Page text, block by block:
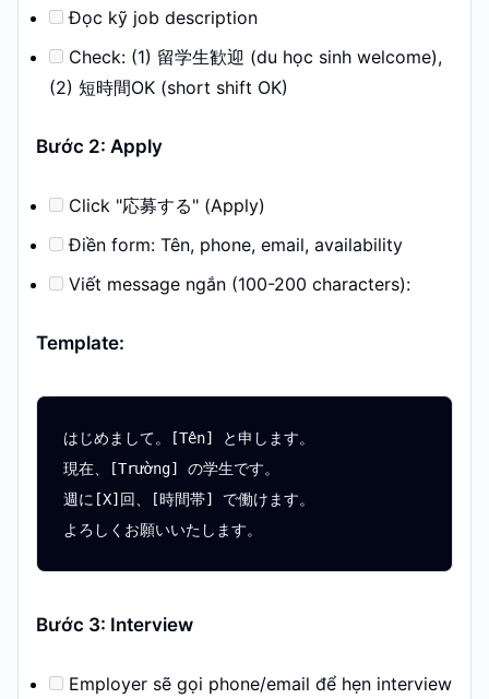
Đọc kỹ job description
Check: (1) 留学生歓迎 (du học sinh welcome),
(2) 短時間OK (short shift OK)
Bước 2: Apply
Click "応募する" (Apply)
Điền form: Tên, phone, email, availability
Viết message ngắn (100-200 characters):
Template:
はじめまして。[Tên] と申します。
現在、[Trường] の学生です。
週に[X]回、[時間帯] で働けます。
Bước 3: Interview
Employer sẽ gọi phone/email để hẹn interview